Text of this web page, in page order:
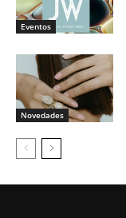
Eventos
Novedades